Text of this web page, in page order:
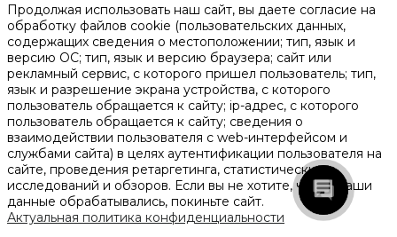
Продолжая использовать наш сайт, вы даете согласие на
обработку файлов cookie (пользовательских данных,
содержащих сведения о местоположении; тип, язык и
версию ОС; тип, язык и версию браузера; сайт или
рекламный сервис, с которого пришел пользователь; тип,
язык и разрешение экрана устройства, с которого
пользователь обращается к сайту; ip-адрес, с которого
пользователь обращается к сайту; сведения о
взаимодействии пользователя с web-интерфейсом и
службами сайта) в целях аутентификации пользователя на
сайте, проведения ретаргетинга, статистических
исследований и обзоров. Если вы не хотите, чтобы ваши
данные обрабатывались, покиньте сайт.
Актуальная политика конфиденциальности